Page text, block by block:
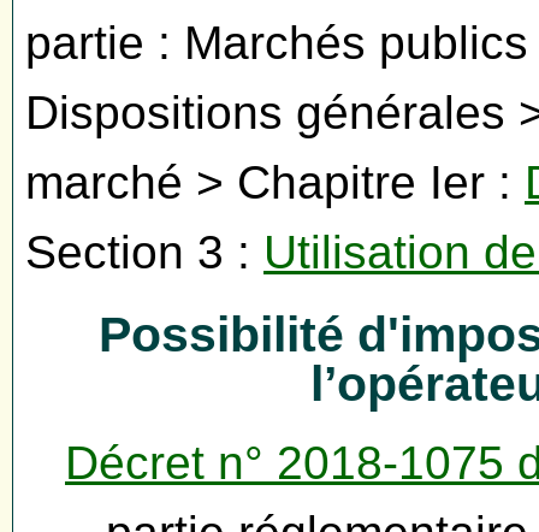
partie : Marchés
Dispositions générales
marché > Chapitre Ier :
Section 3 : Utilisation
Possibilité
Décret n° 2018-1075